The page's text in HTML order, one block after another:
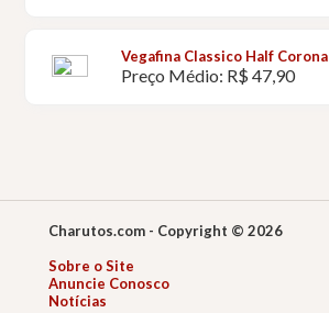
Vegafina Classico Half Corona
Preço Médio: R$ 47,90
Charutos.com - Copyright © 2026
Sobre o Site
Anuncie Conosco
Notícias